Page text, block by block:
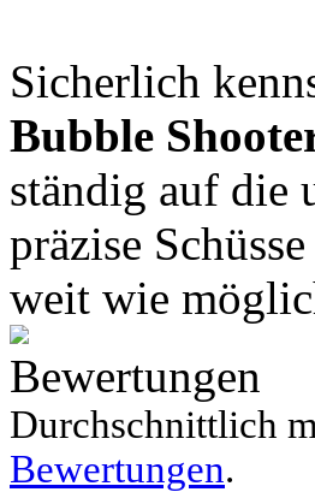
Sicherlich
Bubble
ständig auf die
präzise
weit wie
Bewertungen
Durchschnittlich
Bewertungen.